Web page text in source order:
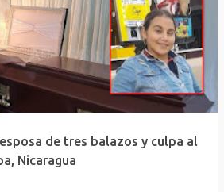
de tres balazos y culpa al
Nicaragua